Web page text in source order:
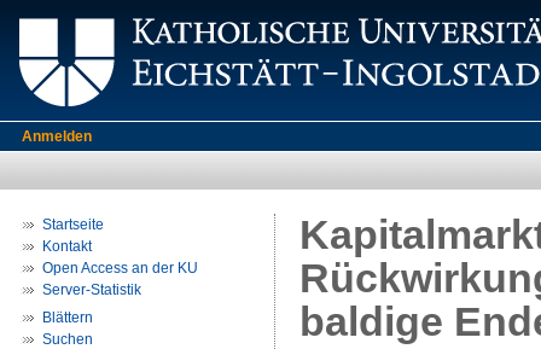
Anmelden
Startseite
Kontakt
Open Access an der KU
Server-Statistik
Blättern
Suchen
baldige